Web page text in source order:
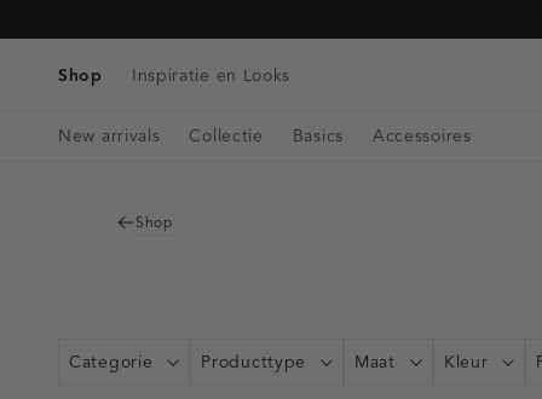
direct naar
hoofdinhoud
Shop Inspiratie en Looks
New arrivals Collectie
Singlets
Denim
Basics Accessoires
Riemen
Bag charms
Shop
Categorie Producttype Maat Kleur